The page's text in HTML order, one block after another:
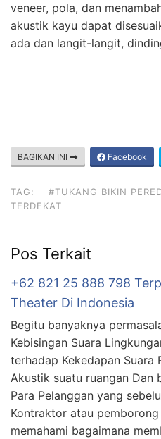
veneer, pola, dan
akustik kayu dapat
ada dan langit-langit,
BAGIKAN INI Facebook
TAG:
#TUKANG BIKIN
TERDEKAT
Pos Terkait
+62 821 25 888 798
Theater Di Indonesia
Begitu banyaknya
Kebisingan Suara
terhadap Kekedapan Suara
Akustik suatu ruangan Dan
Para Pelanggan yang
Kontraktor atau
memahami bagaimana